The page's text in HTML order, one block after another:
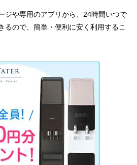
ジや専用のアプリから、24時間いつで
るので、簡単・便利に安く利用するこ